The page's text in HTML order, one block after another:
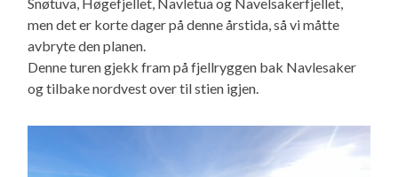
men det er korte dager på denne årstida, så vi måtte
avbryte den planen.
Denne turen gjekk fram på fjellryggen bak Navlesaker
og tilbake nordvest over til stien igjen.